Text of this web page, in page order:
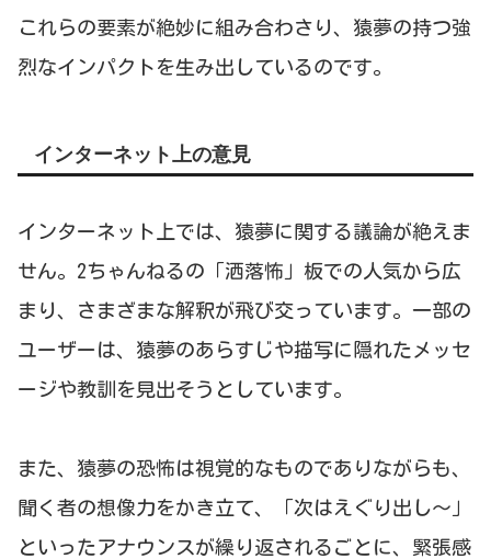
これらの要素が絶妙に組み合わさり、猿夢の持つ強
烈なインパクトを生み出しているのです。
インターネット上の意見
インターネット上では、猿夢に関する議論が絶えま
せん。2ちゃんねるの「洒落怖」板での人気から広
まり、さまざまな解釈が飛び交っています。一部の
ユーザーは、猿夢のあらすじや描写に隠れたメッセ
ージや教訓を見出そうとしています。
また、猿夢の恐怖は視覚的なものでありながらも、
聞く者の想像力をかき立て、「次はえぐり出し～」
といったアナウンスが繰り返されるごとに、緊張感